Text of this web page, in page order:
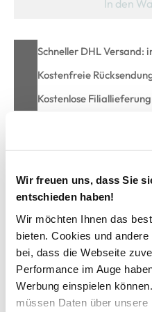
Wir freuen uns, dass Sie
entschieden haben!
Wir möchten Ihnen das
bieten. Cookies und
bei, dass die Webseite
Performance im Auge
Werbung einspielen
müssen Daten über
In den
Schneller DHL Versand:
Kostenfreie
Kostenlose
Baby Jungen 2er Set, Body
Niedliches Set von Bubble
Bestehend aus Body und
Body mit Polokragen mit
Body mit Kurzen Ärmeln